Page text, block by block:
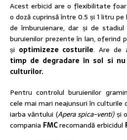
Acest erbicid are o flexibilitate
o doză cuprinsă între 0.5 și 1 litru
de îmburuienare, dar și de
buruienilor prezente în lan, oferind
și optimizeze costurile. Are de
timp de degradare în sol si
culturilor.
Pentru controlul buruienilor
cele mai mari neajunsuri în culturile
iarba vântului (Apera spica-venti)și
compania FMCrecomandă erbicidul